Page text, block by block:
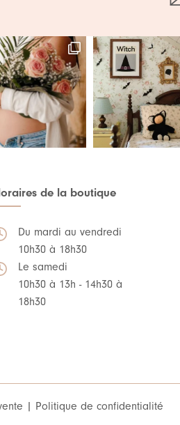
de la boutique
Du mardi au vendredi
10h30 à 18h30
Le samedi
10h30 à 13h - 14h30 à
18h30
| Politique de confidentialité